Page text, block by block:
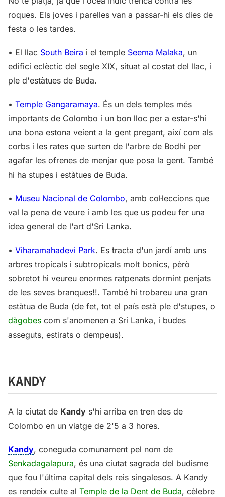
roques. Els joves i parelles van a passar-hi els dies de
festa o les tardes.
• El llac South Beira i el temple Seema Malaka, un
edifici eclèctic del segle XIX, situat al costat del llac, i
ple d'estàtues de Buda.
• Temple Gangaramaya. És un dels temples més
importants de Colombo i un bon lloc per a estar-s'hi
una bona estona veient a la gent pregant, així com als
corbs i les rates que surten de l'arbre de Bodhi per
agafar les ofrenes de menjar que posa la gent. També
hi ha stupes i estàtues de Buda.
• Museu Nacional de Colombo, amb col·leccions que
val la pena de veure i amb les que us podeu fer una
idea general de l'art d'Sri Lanka.
• Viharamahadevi Park. Es tracta d'un jardí amb uns
arbres tropicals i subtropicals molt bonics, pèrò
sobretot hi veureu enormes ratpenats dormint penjats
de les seves branques!!. També hi trobareu una gran
estàtua de Buda (de fet, tot el país està ple d'stupes, o
dàgobes com s'anomenen a Sri Lanka, i budes
asseguts, estirats o dempeus).
KANDY
A la ciutat de Kandy s'hi arriba en tren des de
Colombo en un viatge de 2'5 a 3 hores.
Kandy, coneguda comunament pel nom de
Senkadagalapura, és una ciutat sagrada del budisme
que fou l'última capital dels reis singalesos. A Kandy
es rendeix culte al Temple de la Dent de Buda, cèlebre